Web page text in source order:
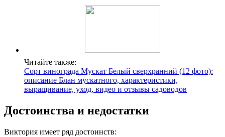
Читайте также:
Сорт винограда Мускат Белый сверхранний (12 фото):
описание Блан мускатного, характеристики,
выращивание, уход, видео и отзывы садоводов
Достоинства и недостатки
Виктория имеет ряд достоинств: